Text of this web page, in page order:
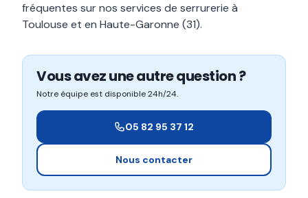
fréquentes sur nos services de serrurerie à
Toulouse et en Haute-Garonne (31).
Vous avez une autre question ?
Notre équipe est disponible 24h/24.
05 82 95 37 12
Nous contacter